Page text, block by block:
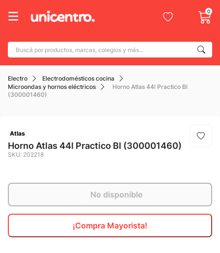
0
Buscá por productos, marcas, colegios y más...
Electro
Electrodomésticos cocina
Microondas y hornos eléctricos
Horno Atlas 44l Practico Bl
(300001460)
Atlas
Horno Atlas 44l Practico Bl (300001460)
SKU: 202218
No disponible
¡Compra Mayorista!
Términos más buscados
1. adidas
2. champion
4
5. botin
7. todo terreno
10. jdy